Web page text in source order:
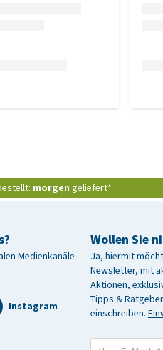
morgen geliefert*
Wollen Sie
Ja, hiermit
Newsletter, mit
Aktionen,
Tipps &
einschreiben.
Medienkanäle
Instagram